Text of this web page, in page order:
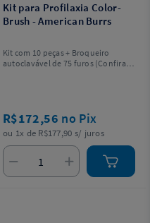
Kit para Profilaxia Color-
Brush - American Burrs
Kit com 10 peças + Broqueiro
autoclavável de 75 furos (Confira o
R$172,56 no Pix
ou 1x de R$177,90 s/ juros